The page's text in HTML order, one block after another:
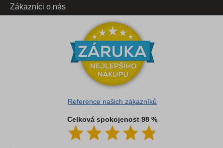
Zákazníci o nás
Reference našich zákazníků
Celková spokojenost 98 %